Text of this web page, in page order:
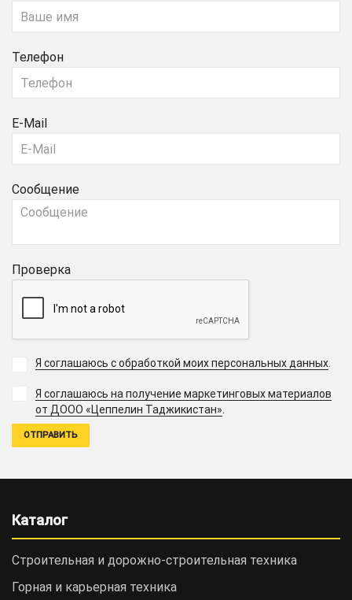
Телефон
E-Mail
Сообщение
Проверка
Я соглашаюсь с обработкой моих персональных данных.
Я соглашаюсь на получение маркетинговых материалов
от ДООО «Цеппелин Таджикистан».
Каталог
Строительная и дорожно-cтроительная техника
Горная и карьерная техника